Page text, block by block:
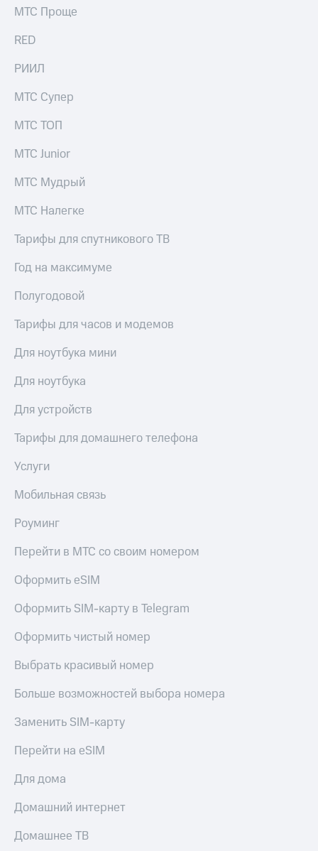
акционерам
Личный
акционера
капитал
и
аудит
Рынок
Описание
Программа
приобретения
Порядок
выкупа
Дивиденды
облигаций
Описание
Уведомление
погашении
развитие
деловая этика
На главную
МТС Проще
RED
РИИЛ
МТС Супер
МТС ТОП
МТС Junior
МТС Мудрый
МТС Налегке
Тарифы для спутникового ТВ
Год на максимуме
Полугодовой
Тарифы для часов и модемов
Для ноутбука мини
Для ноутбука
Для устройств
Тарифы для домашнего телефона
Услуги
Мобильная связь
Роуминг
Перейти в МТС со своим номером
Оформить eSIM
Оформить SIM-карту в Telegram
Оформить чистый номер
Выбрать красивый номер
Больше возможностей выбора номера
Заменить SIM-карту
Перейти на eSIM
Для дома
Домашний интернет
Домашнее ТВ